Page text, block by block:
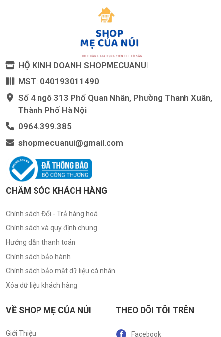
HỘ KINH DOANH SHOPMECUANUI
MST: 040193011490
Số 4 ngõ 313 Phố Quan Nhân, Phường Thanh Xuân,
Thành Phố Hà Nội
0964.399.385
shopmecuanui@gmail.com
CHĂM SÓC KHÁCH HÀNG
Chính sách Đổi - Trả hàng hoá
Chính sách và quy định chung
Hướng dẫn thanh toán
Chính sách bảo hành
Chính sách bảo mật dữ liệu cá nhân
Xóa dữ liệu khách hàng
VỀ SHOP MẸ CỦA NÚI
Giới Thiệu
THEO DÕI TÔI TRÊN
Facebook